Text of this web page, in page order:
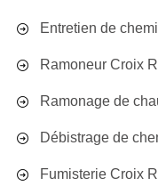
Entretien de
Ramoneur Croix
Ramonage de
Débistrage de
Fumisterie Croix